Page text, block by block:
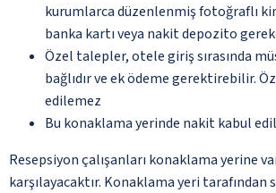
kurumlarca düzenlenmiş fotoğraflı
banka kartı veya nakit depozito
Özel talepler, otele giriş sırasında
bağlıdır ve ek ödeme gerektirebilir.
edilemez
Bu konaklama yerinde nakit kabul
Resepsiyon çalışanları konaklama yerine
karşılayacaktır. Konaklama yeri